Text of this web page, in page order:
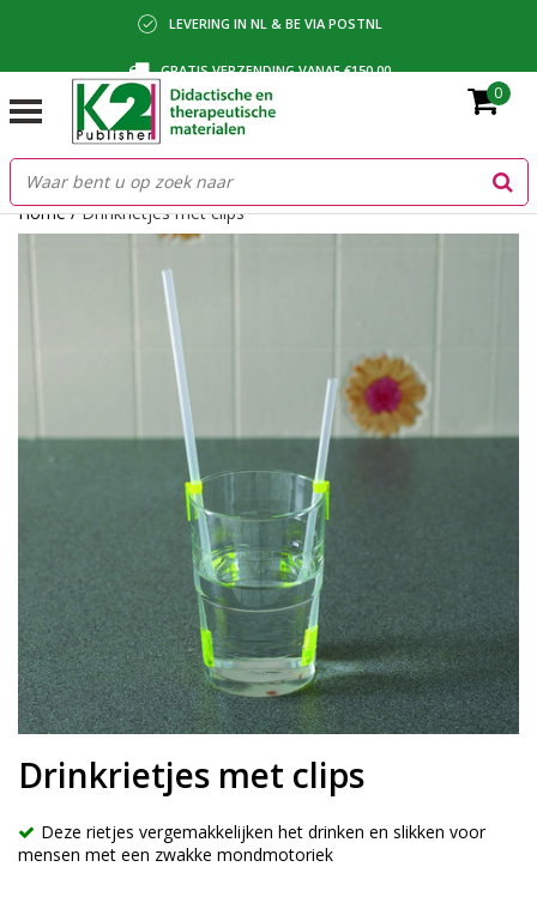
LEVERING IN NL & BE VIA POSTNL
GRATIS VERZENDING VANAF €150,00
BETALING VIA IDEAL, BANCONTACT OF FACTUUR
0
Home/Drinkrietjes met clips
Drinkrietjes met clips
Deze rietjes vergemakkelijken het drinken en slikken voor
mensen met een zwakke mondmotoriek